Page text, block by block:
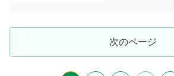
次のページ